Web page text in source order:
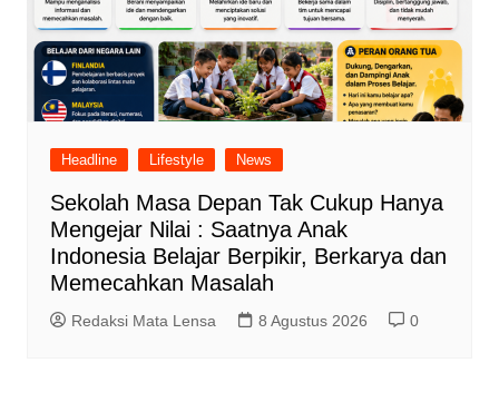
Headline Lifestyle News
Sekolah Masa Depan Tak Cukup Hanya
Mengejar Nilai : Saatnya Anak
Indonesia Belajar Berpikir, Berkarya dan
Memecahkan Masalah
Redaksi Mata Lensa 8 Agustus 2026 0